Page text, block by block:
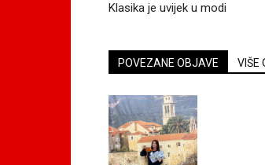
Klasika je uvijek u modi
POVEZANE OBJAVE VIŠE